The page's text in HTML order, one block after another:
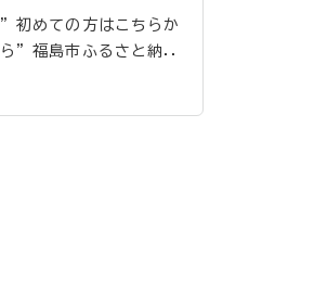
”初めての方はこちらか
ら”福島市ふるさと納税